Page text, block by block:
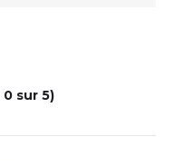
0sur 5)